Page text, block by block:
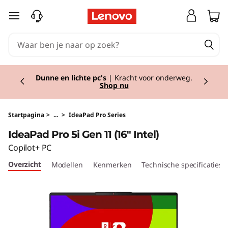
P
a
d
P
Ga naar de hoofdinhoud
Dunne en lichte pc's | Kracht voor onderweg.
Shop nu
Startpagina > ... > IdeaPad Pro Series
IdeaPad Pro 5i Gen 11 (16" Intel)
Copilot+ PC
Overzicht Modellen Kenmerken Technische specificaties